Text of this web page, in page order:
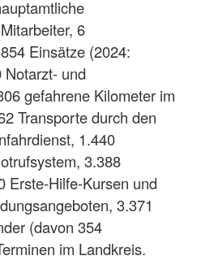
6
Einsätze (2024:
und
gefahrene Kilometer im
Transporte durch den
1.440
3.388
Erste-Hilfe-Kursen und
3.371
(davon 354
im Landkreis.